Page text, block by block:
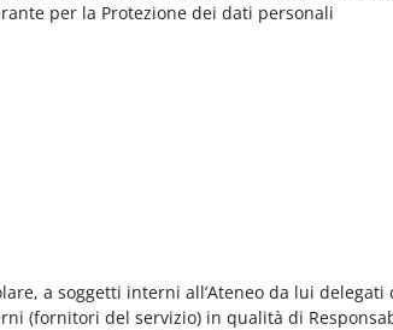
per la Protezione dei dati personali
a soggetti interni all’Ateneo da lui delegati
(fornitori del servizio) in qualità di